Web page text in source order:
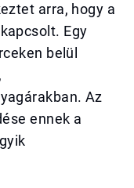
arra, hogy a
Egy
belül
Az
ennek a